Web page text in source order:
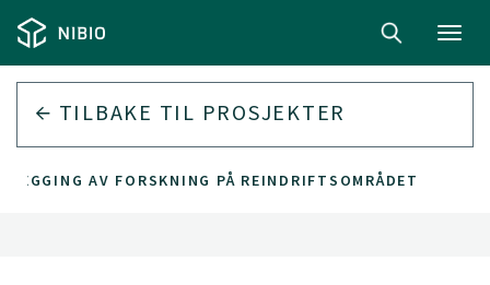
TILBAKE TIL PROSJEKTER
AV FORSKNING PÅ REINDRIFTSOMRÅDET